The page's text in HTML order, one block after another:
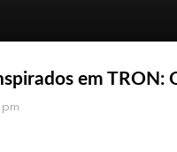
em TRON: